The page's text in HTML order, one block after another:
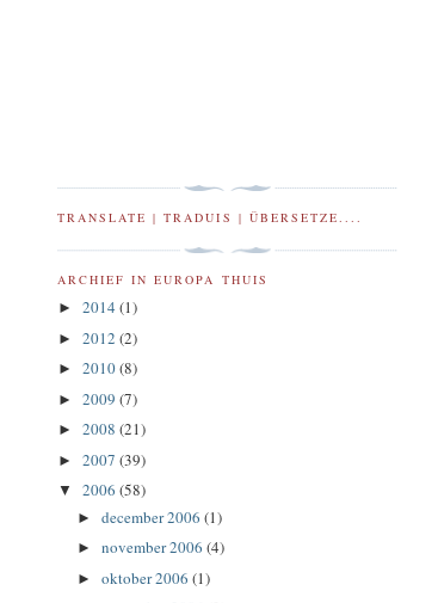
TRANSLATE | TRADUIS | ÜBERSETZE....
ARCHIEF IN EUROPA THUIS
► 2014 (1)
► 2012 (2)
► 2010(8)
► 2009 (7)
► 2008 (21)
► 2007 (39)
▼ 2006 (58)
► december 2006 (1)
► november 2006 (4)
► oktober 2006 (1)